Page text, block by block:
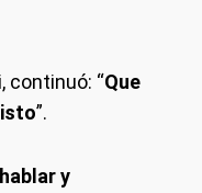
continuó: “Que
”.
y